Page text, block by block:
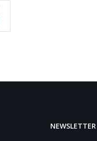
NEWSLETTER